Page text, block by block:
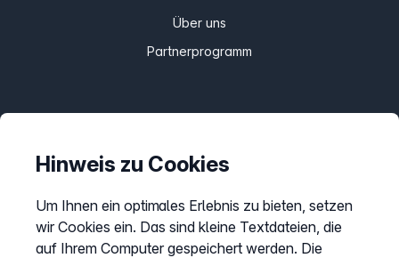
Über uns
Partnerprogramm
Preise
AGB
Datenschutz
Hinweis zu Cookies
Um Ihnen ein optimales Erlebnis zu bieten, setzen
wir Cookies ein. Das sind kleine Textdateien, die
auf Ihrem Computer gespeichert werden. Die